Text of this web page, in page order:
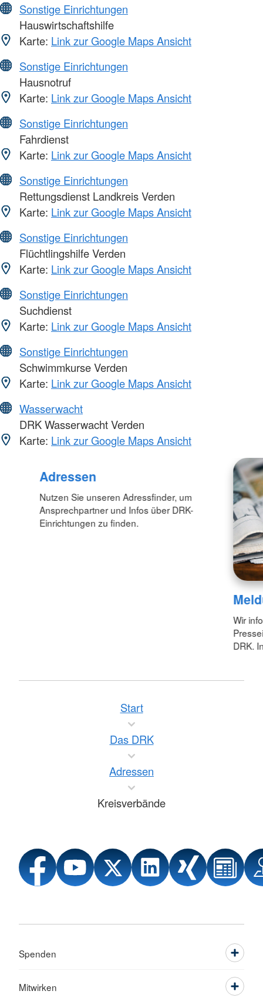
Sonstige Einrichtungen
Hauswirtschaftshilfe
Karte: Link zur Google Maps Ansicht
Sonstige Einrichtungen
Hausnotruf
Karte: Link zur Google Maps Ansicht
Sonstige Einrichtungen
Fahrdienst
Karte: Link zur Google Maps Ansicht
Sonstige Einrichtungen
Rettungsdienst Landkreis Verden
Karte: Link zur Google Maps Ansicht
Sonstige Einrichtungen
Flüchtlingshilfe Verden
Karte: Link zur Google Maps Ansicht
Sonstige Einrichtungen
Suchdienst
Karte: Link zur Google Maps Ansicht
Sonstige Einrichtungen
Schwimmkurse Verden
Karte: Link zur Google Maps Ansicht
Wasserwacht
DRK Wasserwacht Verden
Karte: Link zur Google Maps Ansicht
Adressen
Nutzen Sie unseren Adressfinder, um
Ansprechpartner und Infos über DRK-
Einrichtungen zu finden.
Wir
DRK.
Start
Das DRK
Adressen
Kreisverbände
Spenden
Mitwirken